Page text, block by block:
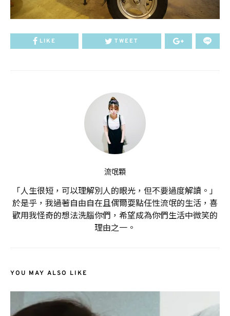
LIKE TWEET
流氓顆
「人生很短，可以理解別人的眼光，但不要過度解讀。」
於是乎，我過著自由自在且偶爾耍點任性流氓的生活，喜
歡用我怪奇的想法洗腦你們，希望成為你們生活中微笑的
理由之一。
YOU MAY ALSO LIKE